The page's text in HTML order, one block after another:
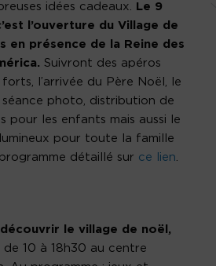
idées cadeaux. Le 9
l’ouverture du Village de
en présence de la Reine des
Suivront des apéros
l’arrivée du Père Noël, le
séance photo, distribution de
pour les enfants mais aussi le
pour toute la famille
détaillé sur ce lien.
le village de noël,
de 10 à 18h30 au centre